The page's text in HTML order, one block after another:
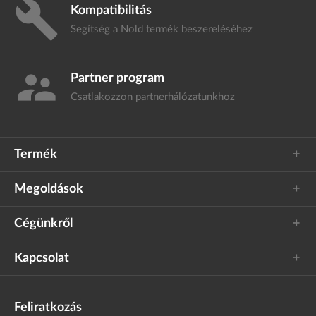
build Kompatibilitás
Segítség a Nold termék beszereléséhez
supervisor_account Partner program
Csatlakozzon partnerhálózatunkhoz
Termék
Megoldások
Cégünkről
Kapcsolat
Feliratkozás